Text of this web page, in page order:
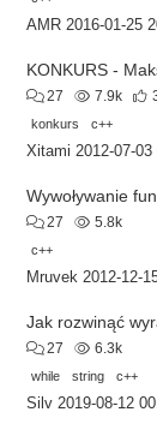
AMR 2016-01-25
KONKURS -
27 7.9k
konkurs
c++
Xitami 2012-07-03
Wywoływanie
27
5.8k
c++
Mruvek 2012-12-
Jak rozwinąć
27
6.3k
while
string c++
Silv 2019-08-12